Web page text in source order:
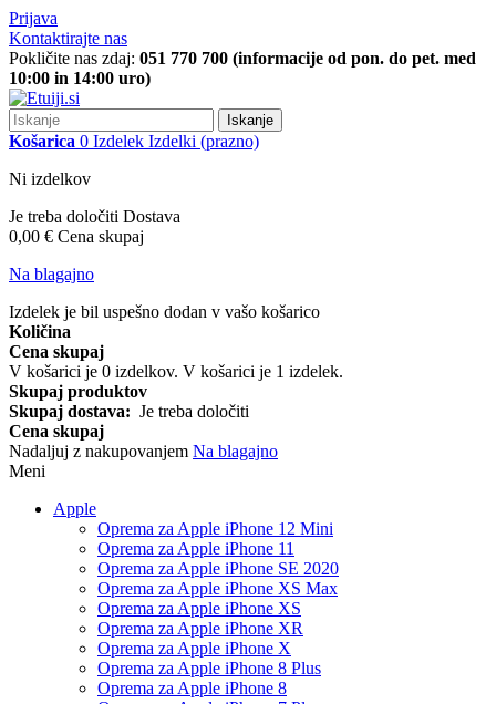
Prijava
Kontaktirajte nas
Pokličite nas zdaj: 051 770 700 (informacije od pon. do pet. med
10:00 in 14:00 uro)
Iskanje
Košarica 0 Izdelek Izdelki (prazno)
Ni izdelkov
Je treba določiti Dostava
0,00 € Cena skupaj
Na blagajno
Izdelek je bil uspešno dodan v vašo košarico
Količina
Cena skupaj
V košarici je 0 izdelkov. V košarici je 1 izdelek.
Skupaj produktov
Skupaj dostava: Je treba določiti
Cena skupaj
Nadaljuj z nakupovanjem Na blagajno
Meni
Apple
Oprema za Apple iPhone 12 Mini
Oprema za Apple iPhone 11
Oprema za Apple iPhone SE 2020
Oprema za Apple iPhone XS Max
Oprema za Apple iPhone XS
Oprema za Apple iPhone XR
Oprema za Apple iPhone X
Oprema za Apple iPhone 8 Plus
Oprema za Apple iPhone 8